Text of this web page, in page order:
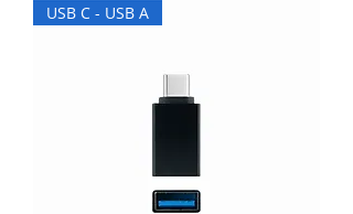
USB C - USB A